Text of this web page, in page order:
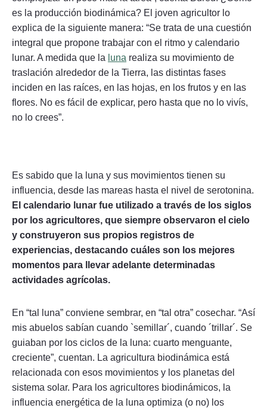
es la producción biodinámica? El joven agricultor lo
explica de la siguiente manera: “Se trata de una cuestión
integral que propone trabajar con el ritmo y calendario
lunar. A medida que la luna realiza su movimiento de
traslación alrededor de la Tierra, las distintas fases
inciden en las raíces, en las hojas, en los frutos y en las
flores. No es fácil de explicar, pero hasta que no lo vivís,
no lo crees”.
Es sabido que la luna y sus movimientos tienen su
influencia, desde las mareas hasta el nivel de serotonina.
El calendario lunar fue utilizado a través de los siglos
por los agricultores, que siempre observaron el cielo
y construyeron sus propios registros de
experiencias, destacando cuáles son los mejores
momentos para llevar adelante determinadas
actividades agrícolas.
En “tal luna” conviene sembrar, en “tal otra” cosechar. “Así
mis abuelos sabían cuando `semillar´, cuando ´trillar´. Se
guiaban por los ciclos de la luna: cuarto menguante,
creciente”, cuentan. La agricultura biodinámica está
relacionada con esos movimientos y los planetas del
sistema solar. Para los agricultores biodinámicos, la
influencia energética de la luna optimiza (o no) los